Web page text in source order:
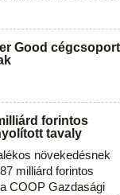
Good cégcsoport
forintos
tavaly
növekedésnek
milliárd forintos
COOP Gazdasági